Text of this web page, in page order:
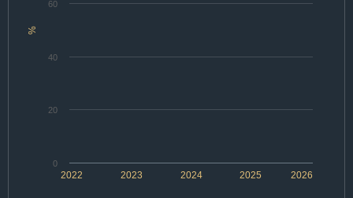
%
2022 2024 2026
2023 2025
0
20
40
60